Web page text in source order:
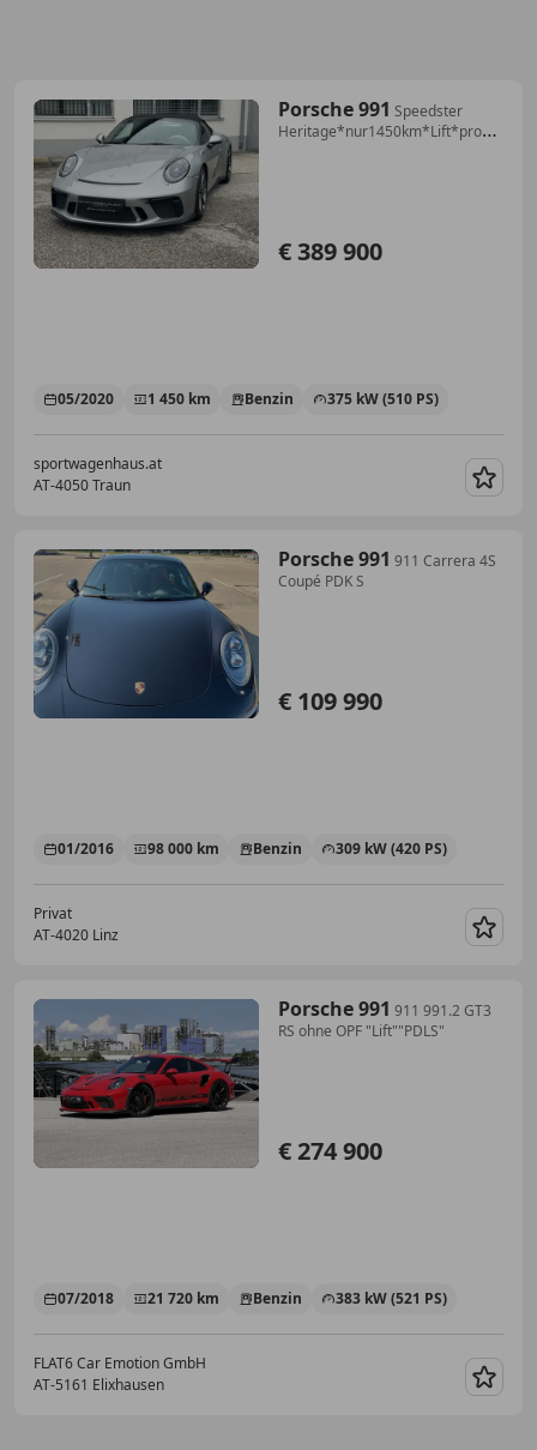
Porsche 991 Speedster
€ 389 900
05/2020 1 450 km Benzin 375 kW (510 PS)
sportwagenhaus.at
AT-4050 Traun
Porsche 991 911 Carrera 4S
Coupé PDK S
€ 109 990
01/2016 98 000 km Benzin 309 kW (420 PS)
Privat
AT-4020 Linz
Porsche 991 911 991.2 GT3
RS ohne OPF "Lift""PDLS"
€ 274 900
07/2018 21 720 km Benzin 383 kW (521 PS)
FLAT6 Car Emotion GmbH
AT-5161 Elixhausen